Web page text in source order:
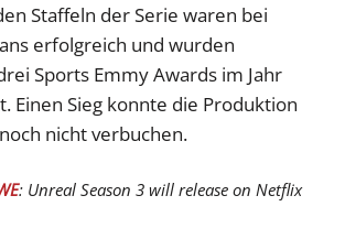
Staffeln der Serie waren bei
erfolgreich und wurden
Sports Emmy Awards im Jahr
Einen Sieg konnte die Produktion
nicht verbuchen.
: Unreal Season 3 will release on Netflix